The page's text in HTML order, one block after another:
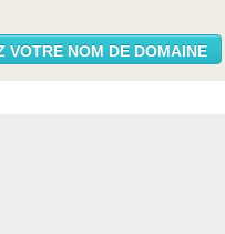
VOTRE NOM DE DOMAINE